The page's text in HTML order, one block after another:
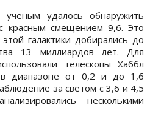
удалось обнаружить
с красным смещением 9,6. Это
галактики добирались до
13 миллиардов лет. Для
телескопы Хаббл
диапазоне от 0,2 и до 1,6
за светом с 3,6 и 4,5
несколькими